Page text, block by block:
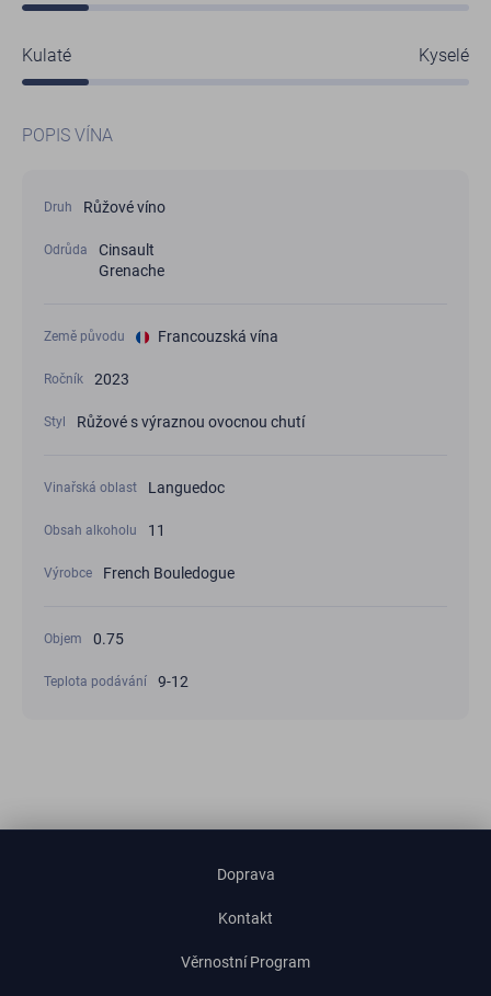
Kulaté Kyselé
POPIS VÍNA
Druh Růžové víno
Odrůda
Cinsault
Grenache
Země původu Francouzská vína
Ročník 2023
Styl Růžové s výraznou ovocnou chutí
Vinařská oblast Languedoc
Obsah alkoholu 11
Výrobce French Bouledogue
Objem 0.75
Teplota podávání 9-12
Doprava
Kontakt
Věrnostní Program